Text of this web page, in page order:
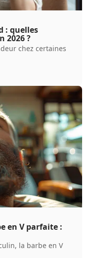
: quelles
2026 ?
chez certaines
en V parfaite :
la barbe en V